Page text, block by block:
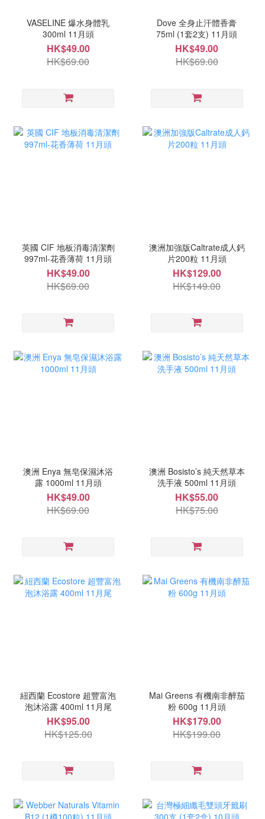
VASELINE 爆水身體乳
300ml 11月頭
HK$49.00
HK$69.00
Dove 全身止汗體香膏
75ml (1套2支) 11月頭
HK$49.00
HK$69.00
英國 CIF 地板消毒清潔劑
997ml-花香薄荷 11月頭
HK$49.00
HK$69.00
澳洲加強版Caltrate成人鈣
片200粒 11月頭
HK$129.00
HK$149.00
澳洲 Enya 無皂保濕沐浴
露 1000ml 11月頭
HK$49.00
HK$69.00
澳洲 Bosisto’s 純天然草本
洗手液 500ml 11月頭
HK$55.00
HK$75.00
紐西蘭 Ecostore 超豐富泡
泡沐浴露 400ml 11月尾
HK$95.00
HK$125.00
Mai Greens 有機南非醉茄
粉 600g 11月頭
HK$179.00
HK$199.00